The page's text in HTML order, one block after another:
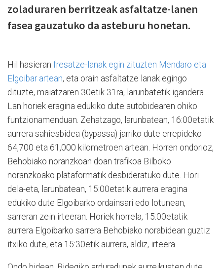
zoladuraren berritzeak asfaltatze-lanen
fasea gauzatuko da asteburu honetan.
Hil hasieran fresatze-lanak egin zituzten Mendaro eta
Elgoibar artean, eta orain asfaltatze lanak egingo
dituzte, maiatzaren 30etik 31ra, larunbatetik igandera.
Lan horiek eragina edukiko dute autobidearen ohiko
funtzionamenduan. Zehatzago, larunbatean, 16:00etatik
aurrera sahiesbidea (bypassa) jarriko dute errepideko
64,700 eta 61,000 kilometroen artean. Horren ondorioz,
Behobiako noranzkoan doan trafikoa Bilboko
noranzkoako plataformatik desbideratuko dute. Hori
dela-eta, larunbatean, 15:00etatik aurrera eragina
edukiko dute Elgoibarko ordainsari edo lotunean,
sarreran zein irteeran. Horiek horrela, 15:00etatik
aurrera Elgoibarko sarrera Behobiako norabidean guztiz
itxiko dute, eta 15:30etik aurrera, aldiz, irteera.